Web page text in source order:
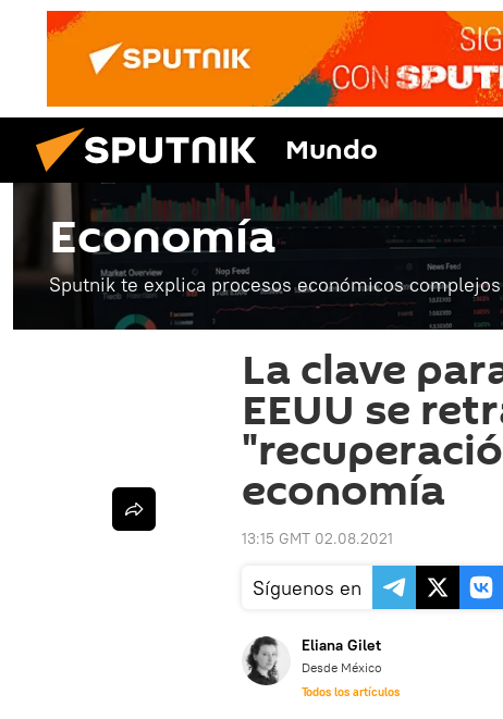
Mundo
Economía
Sputnik te explica procesos económicos
La clave
EEUU se
economía
13:15 GMT 02.08.2021
Síguenos en
Eliana Gilet
Desde México
Todos los artículos